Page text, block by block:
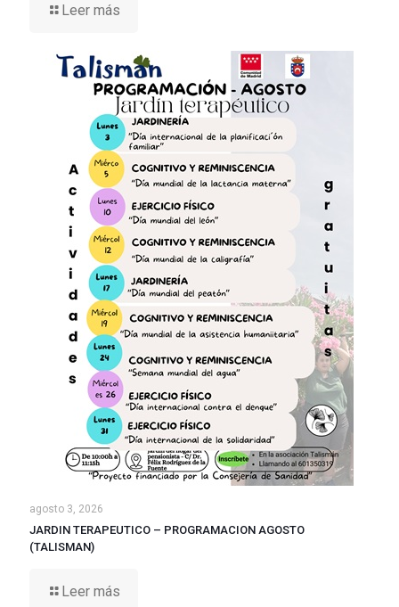
Leer más
agosto 3, 2026
JARDIN TERAPEUTICO – PROGRAMACION AGOSTO
(TALISMAN)
Leer más